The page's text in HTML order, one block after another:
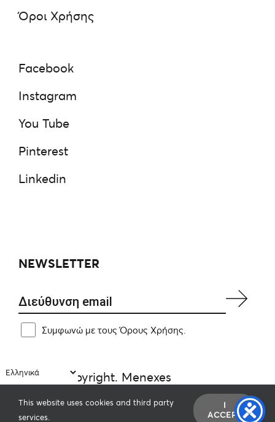
Όροι Χρήσης
Facebook
Instagram
You Tube
Pinterest
Linkedin
NEWSLETTER
Συμφωνώ με τους Όρους Χρήσης.
2026© Copyright. Menexes
από τηνdezitech.
This website uses cookies and third party
services.
I
ACCEPT